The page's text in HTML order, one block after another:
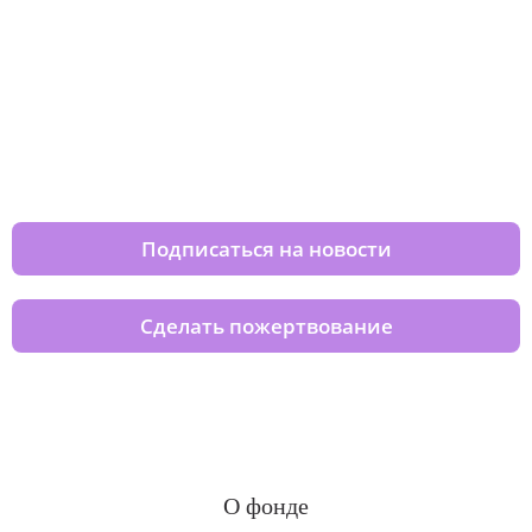
Подписаться на новости
Сделать пожертвование
О фонде